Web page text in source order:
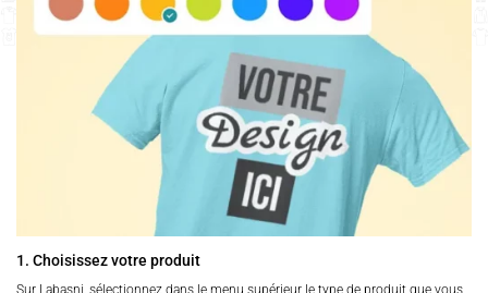
1. Choisissez votre produit
Sur Labasni, sélectionnez dans le menu supérieur le type de produit que vous